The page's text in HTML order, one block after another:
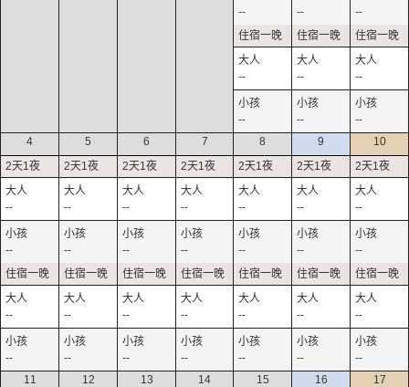
--
--
--
--
--
--
--
--
--
4
--
--
--
--
5
--
--
--
--
6
--
--
--
--
7
--
--
--
--
8
--
--
--
--
9
--
--
--
--
10
--
--
--
--
11
12 13 14 15 16 17